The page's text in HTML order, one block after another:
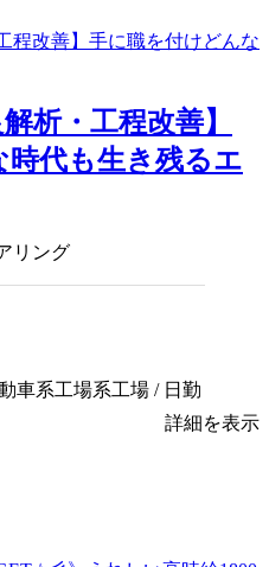
析・工程改善】
代も生き残るエ
リング
車系工場系工場 / 日勤
詳細を表示